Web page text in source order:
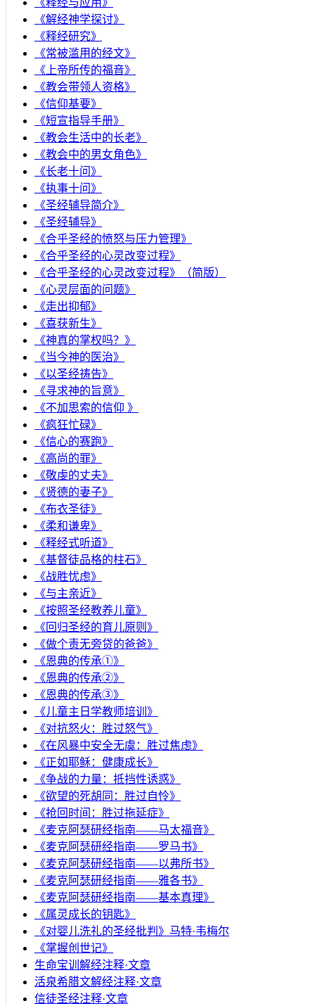
《解经神学探讨》
《释经研究》
《常被滥用的经文》
《上帝所传的福音》
《教会带领人资格》
《信仰基要》
《短宣指导手册》
《教会生活中的长老》
《教会中的男女角色》
《长老十问》
《执事十问》
《圣经辅导简介》
《圣经辅导》
​《合乎圣经的愤怒与压力管理》
《合乎圣经的心灵改变过程》
《合乎圣经的心灵改变过程》（简版）
《心灵层面的问题》
《走出抑郁》
《喜获新生》
《神真的掌权吗？》
《当今神的医治》
《以圣经祷告》
《寻求神的旨意》
《不加思索的信仰 》
《疯狂忙碌》
《信心的赛跑》
《高尚的罪》
《敬虔的丈夫》
《贤德的妻子》
《布衣圣徒》
《柔和谦卑》
《释经式听道》
《基督徒品格的柱石》
《战胜忧虑》
《与主亲近》
《按照圣经教养儿童》
《回归圣经的育儿原则》
《做个责无旁贷的爸爸》
《恩典的传承①》
《恩典的传承②》
《恩典的传承③》
《儿童主日学教师培训》
《对抗怒火：胜过怒气》
《在风暴中安全无虞：胜过焦虑》
《正如耶稣：健康成长》
《争战的力量：抵挡性诱惑》
《欲望的死胡同：胜过自怜》
《抢回时间：胜过拖延症》
《麦克阿瑟研经指南——马太福音》
《麦克阿瑟研经指南——罗马书》
《麦克阿瑟研经指南——以弗所书》
《麦克阿瑟研经指南——雅各书》
《麦克阿瑟研经指南——基本真理》
《属灵成长的钥匙》
《对婴儿洗礼的圣经批判》马特·韦梅尔
《掌握创世记》
生命宝训解经注释·文章
活泉希腊文解经注释·文章
信徒圣经注释·文章